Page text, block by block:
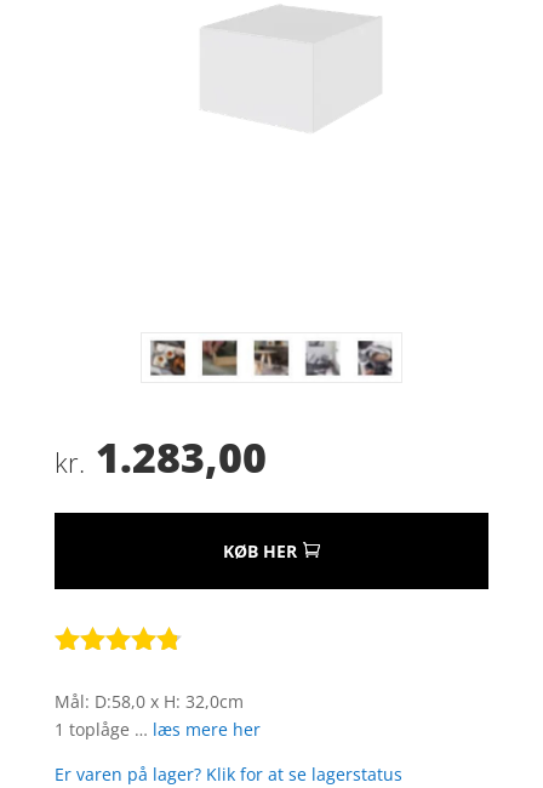
kr. 1.283,00
KØB HER
som4.7
ud af 5
baseret på
kundebedø
Mål: D:58,0 x H: 32,0cm
1 toplåge … læs mere her
Er varen på lager? Klik for at se lagerstatus